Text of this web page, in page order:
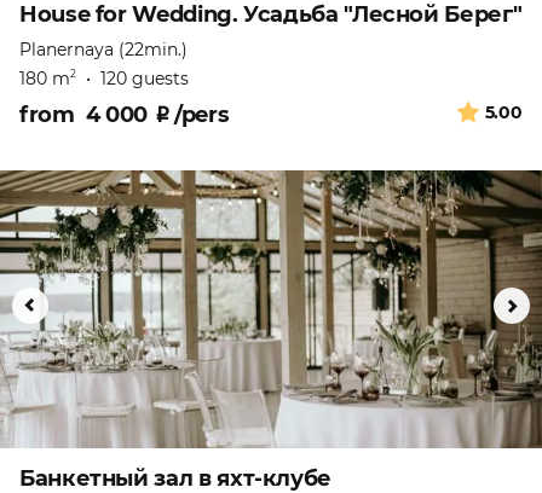
House for Wedding. Усадьба "Лесной Берег"
Planernaya (22min.)
180 m2 • 120 guests
5.00
from 4 000 ₽/pers
Банкетный зал в яхт-клубе